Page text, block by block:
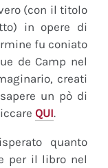
(con il titolo
in opere di
fu coniato
de Camp nel
creati
un pò di
QUI.
quanto
per il libro nel